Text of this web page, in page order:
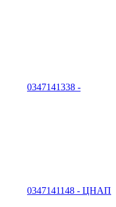
0347141338 -
0347141148 - ЦНАП